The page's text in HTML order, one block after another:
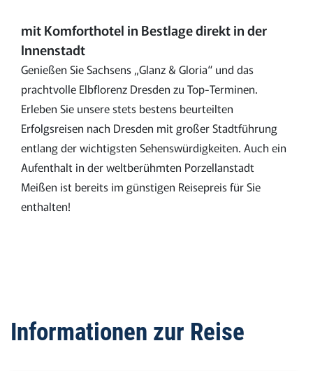
mit Komforthotel in Bestlage direkt in der
Innenstadt
Genießen Sie Sachsens „Glanz & Gloria“ und das
prachtvolle Elbflorenz Dresden zu Top-Terminen.
Erleben Sie unsere stets bestens beurteilten
Erfolgsreisen nach Dresden mit großer Stadtführung
entlang der wichtigsten Sehenswürdigkeiten. Auch ein
Aufenthalt in der weltberühmten Porzellanstadt
Meißen ist bereits im günstigen Reisepreis für Sie
enthalten!
Informationen zur Reise